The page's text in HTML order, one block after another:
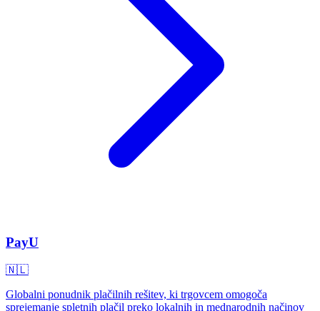
PayU
🇳🇱
Globalni ponudnik plačilnih rešitev, ki trgovcem omogoča
sprejemanje spletnih plačil preko lokalnih in mednarodnih načinov